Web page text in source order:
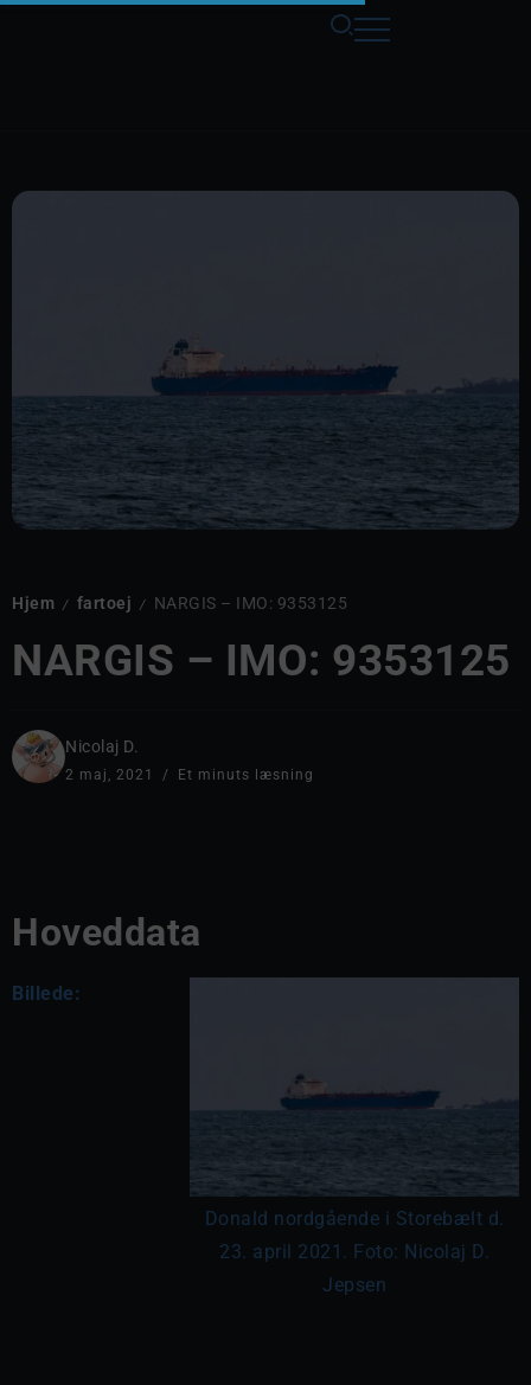
Hjem / fartoej / NARGIS – IMO: 9353125
NARGIS – IMO: 9353125
Nicolaj D.
2 maj, 2021 Et minuts læsning
Hoveddata
Billede:
Donald nordgående i Storebælt d.
23. april 2021. Foto: Nicolaj D.
Jepsen